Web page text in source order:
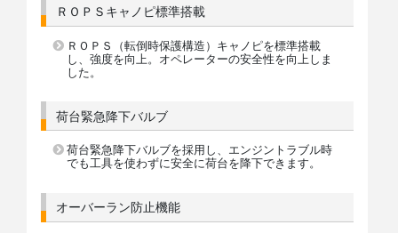
ＲＯＰＳキャノピ標準搭載
ＲＯＰＳ（転倒時保護構造）キャノピを標準搭載
し、強度を向上。オペレーターの安全性を向上しま
した。
荷台緊急降下バルブ
荷台緊急降下バルブを採用し、エンジントラブル時
でも工具を使わずに安全に荷台を降下できます。
オーバーラン防止機能